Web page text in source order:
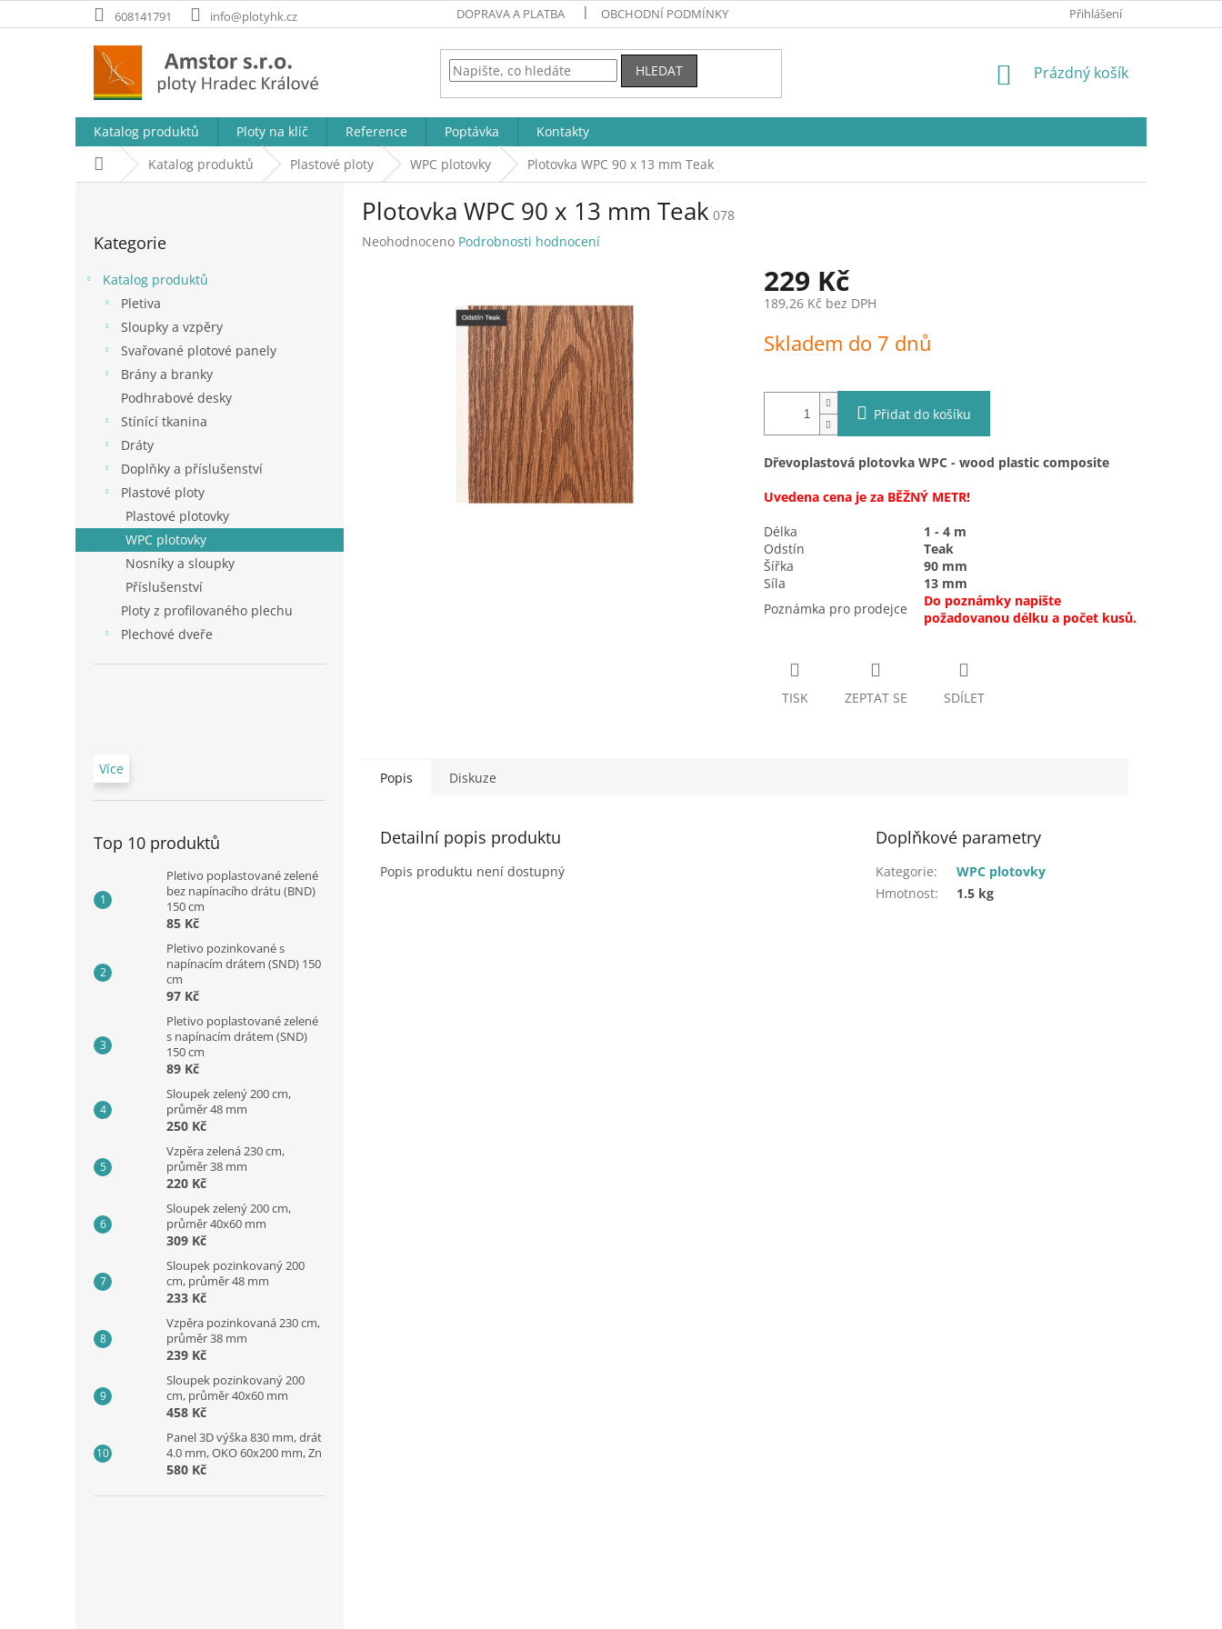
na
608141791 info@plotyhk.cz DOPRAVA A PLATBA OBCHODNÍ PODMÍNKY Přihlášení
HLEDAT
NÁKUPNÍ
Prázdný košík
Katalog produktů Ploty na klíč Reference Poptávka
Kontakty
Domů Katalog produktů Plastové ploty WPC plotovky Plotovka WPC 90 x 13 mm Teak
kategorie
Kategorie
Katalog produktů
Pletiva
Sloupky a vzpěry
Svařované plotové panely
Brány a branky
Podhrabové desky
Stínící tkanina
Dráty
Doplňky a příslušenství
Plastové ploty
Plastové plotovky
WPC plotovky
Nosníky a sloupky
Příslušenství
Ploty z profilovaného plechu
Plechové dveře
Více
Top 10 produktů
Pletivo poplastované zelené
bez napínacího drátu (BND)
150 cm
85 Kč
Pletivo pozinkované s
napínacím drátem (SND) 150
cm
97 Kč
Pletivo poplastované zelené
s napínacím drátem (SND)
150 cm
89 Kč
Sloupek zelený 200 cm,
průměr 48 mm
250 Kč
Vzpěra zelená 230 cm,
průměr 38 mm
220 Kč
Sloupek zelený 200 cm,
průměr 40x60 mm
309 Kč
Sloupek pozinkovaný 200
cm, průměr 48 mm
233 Kč
Vzpěra pozinkovaná 230 cm,
průměr 38 mm
239 Kč
Sloupek pozinkovaný 200
cm, průměr 40x60 mm
458 Kč
Panel 3D výška 830 mm, drát
4.0 mm, OKO 60x200 mm, Zn
580 Kč
Plotovka WPC 90 x 13 mm Teak 078
Průměrné
Neohodnoceno Podrobnosti hodnocení
229 Kč
189,26 Kč bez DPH
cena:
Skladem do 7 dnů
Přidat do košíku
Dřevoplastová plotovka WPC - wood plastic composite
Uvedena cena je za BĚŽNÝ METR!
Délka
1 - 4 m
Odstín
Teak
Šířka
90 mm
Síla
13 mm
Poznámka pro prodejce
Do poznámky napište
požadovanou délku a počet kusů.
TISK ZEPTAT SE SDÍLET
Popis Diskuze
Detailní popis produktu
Popis produktu není dostupný
Doplňkové parametry
Kategorie:
WPC plotovky
Hmotnost: 1.5 kg